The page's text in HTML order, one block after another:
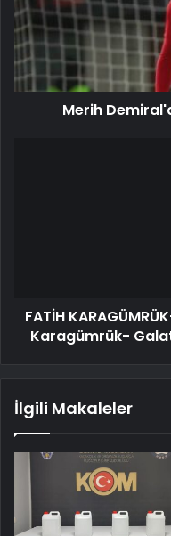
Merih
FATİH
Karagümrük-
İlgili Makaleler